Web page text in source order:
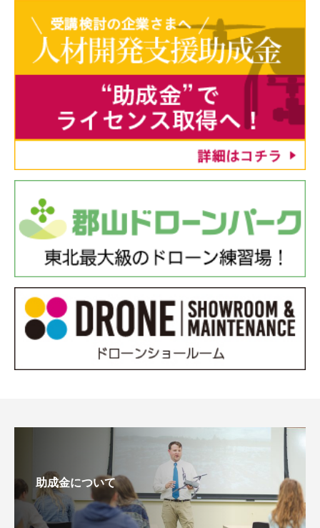
助成金について